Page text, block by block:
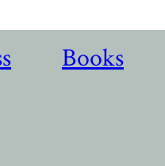
Books